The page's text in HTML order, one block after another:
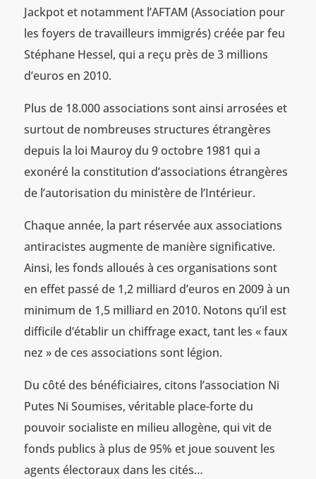
Jackpot et notamment l’AFTAM (Association pour
les foyers de travailleurs immigrés) créée par feu
Stéphane Hessel, qui a reçu près de 3 millions
d’euros en 2010.
Plus de 18.000 associations sont ainsi arrosées et
surtout de nombreuses structures étrangères
depuis la loi Mauroy du 9 octobre 1981 qui a
exonéré la constitution d’associations étrangères
de l’autorisation du ministère de l’Intérieur.
Chaque année, la part réservée aux associations
antiracistes augmente de manière significative.
Ainsi, les fonds alloués à ces organisations sont
en effet passé de 1,2 milliard d’euros en 2009 à un
minimum de 1,5 milliard en 2010. Notons qu’il est
difficile d’établir un chiffrage exact, tant les « faux
nez » de ces associations sont légion.
Du côté des bénéficiaires, citons l’association Ni
Putes Ni Soumises, véritable place-forte du
pouvoir socialiste en milieu allogène, qui vit de
fonds publics à plus de 95% et joue souvent les
agents électoraux dans les cités…